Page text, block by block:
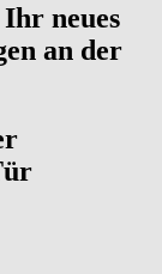
neues
an der